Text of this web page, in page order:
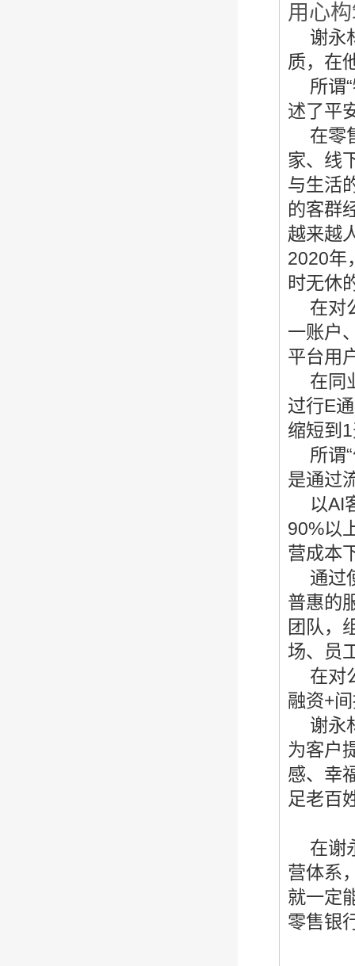
用心
谢永
质，在
所谓
述了平
在零
家、线
与生活
的客群
越来越
2020年
时无休
在对
一账户
平台用
在同
过行E
缩短到
所谓
是通过
以AI
90%以
营成本
通过
普惠的
团队，
场、员
在对
融资+
谢永
为客户
感、幸
足老百
在谢
营体系
就一定
零售银